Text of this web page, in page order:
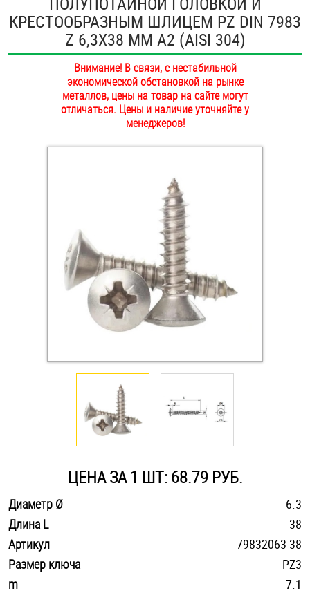
ОПЛАТА И ДОСТАВКА
НАШИ МАГАЗИНЫ
Втулки
Гайки
Дюбели
Дюймовый крепёж
Крюки, кольца с метрической резьбой
Крюки, кольца с шурупной резьбой
Саморезы и шурупы
Такелаж
Хомуты
Шайбы
КРЕСТООБРАЗНЫМ ШЛИЦЕМ PZ DIN 7983
Z 6,3Х38 ММ А2 (AISI 304)
Внимание! В связи, с нестабильной
экономической обстановкой на рынке
металлов, цены на товар на сайте могут
отличаться. Цены и наличие уточняйте у
менеджеров!
ЦЕНА ЗА 1 ШТ: 68.79 РУБ.
Диаметр Ø
6.3
Длина L
38
Артикул
79832063 38
Размер ключа
PZ3
m
7.1